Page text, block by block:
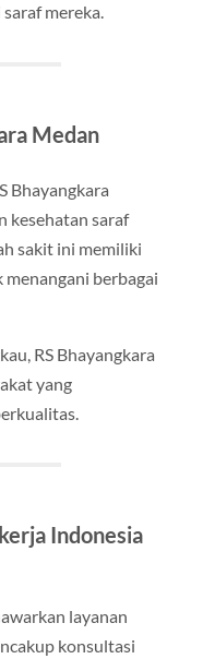
mereka.
Medan
Bhayangkara
kesehatan saraf
sakit ini memiliki
berbagai
RS Bhayangkara
yang
Indonesia
layanan
konsultasi